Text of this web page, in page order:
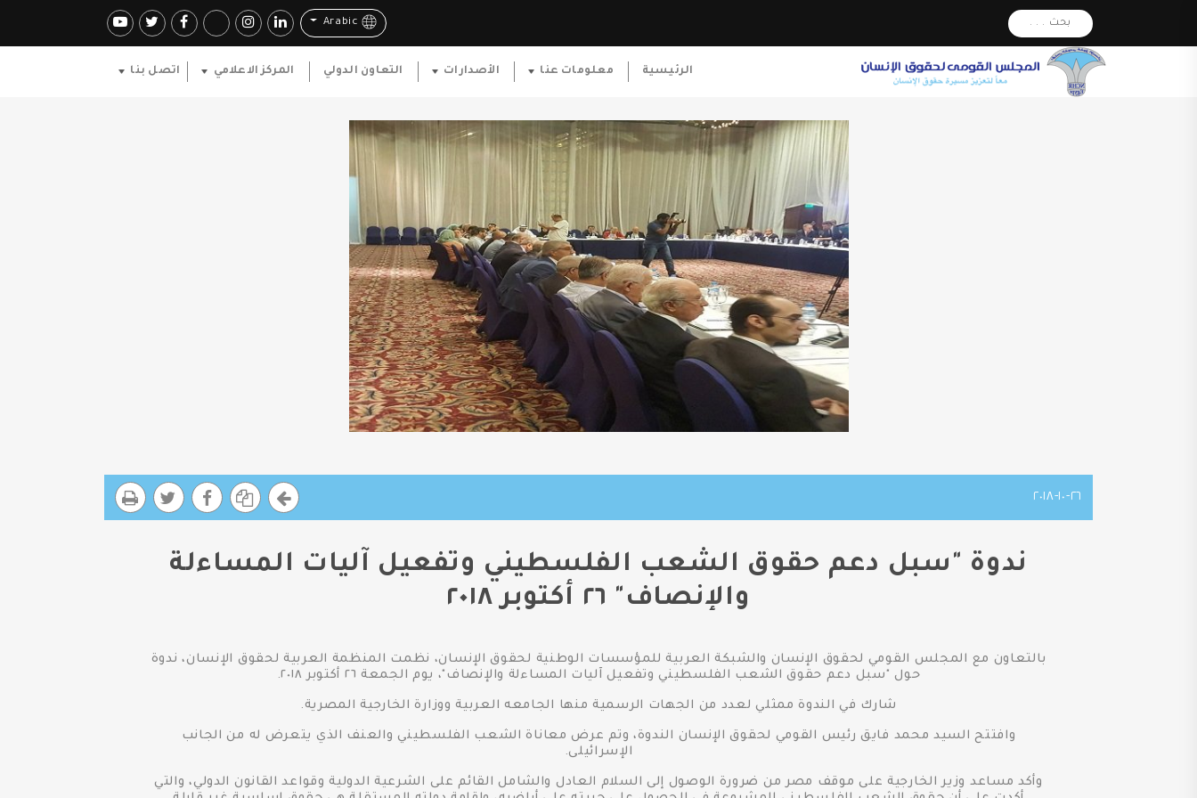
بحث . . . Arabic
الرئيسية معلومات عنا الأصدارات التعاون الدولي المركز الاعلامي اتصل بنا
٢٦-١٠-٢٠١٨
ندوة "سبل دعم حقوق الشعب الفلسطيني وتفعيل آليات المساءلة
والإنصاف" ٢٦ أكتوبر ٢٠١٨
بالتعاون مع المجلس القومي لحقوق الإنسان والشبكة العربية للمؤسسات الوطنية لحقوق الإنسان، نظمت المنظمة العربية لحقوق الإنسان، ندوة
حول "سبل دعم حقوق الشعب الفلسطيني وتفعيل آليات المساءلة والإنصاف"، يوم الجمعة ٢٦ أكتوبر ٢٠١٨.
شارك في الندوة ممثلي لعدد من الجهات الرسمية منها الجامعه العربية ووزارة الخارجية المصرية.
وافتتح السيد محمد فايق رئيس القومي لحقوق الإنسان الندوة، وتم عرض معاناة الشعب الفلسطيني والعنف الذي يتعرض له من الجانب
الإسرائيلى.
وأكد مساعد وزير الخارجية على موقف مصر من ضرورة الوصول إلى السلام العادل والشامل القائم على الشرعية الدولية وقواعد القانون الدولي، والتي